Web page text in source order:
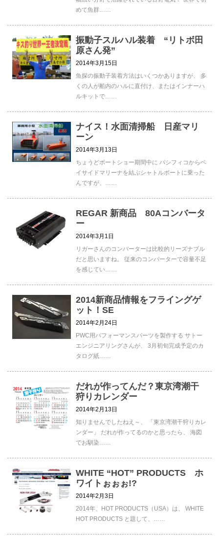
めて魚群……
振動子スルハル装着 “リトボ田
原さん発”
2014年3月15日
魚探の振動子装着方法はいくつかありますが、 多
くの人が船内のハルに直付け、またはインナーハ
ルキットで……
ナイス！水面清掃船 日産マリ
ーン
2014年3月13日
ちょうどボートショー期間中に パシフィコからベ
イサイドマリーナを結ぶシャトルボートに乗った
んですが、……
REGAR 新商品 80Aコンバータ
ー
2014年3月1日
リガーさんのコンバーターは比較的リーズナブル
だと思いますね。 従来のコンバーターで容量不足
を感じてい……
2014新商品情報をフライングゲ
ット！SE
2014年2月24日
PWC用パフォーマンスパーツを製作する サトー
エンジニアリングさんが、 3月初旬完成予定のカ
タログ紙……
だれが作ってんだ？東京湾潮干
狩りカレンダー
2014年2月13日
知りませんでしたねえ～、 「東京湾潮干狩りカレ
ンダー」 だれが作ってるのかと思ったら、 海図
でお馴染……
WHITE “HOT” PRODUCTS ホ
ワイトぉぉぉ!?
2014年2月3日
2014年、HOT PRODUCTS（USA）は、 WHITE
HOT PRODUCTS と題して、……